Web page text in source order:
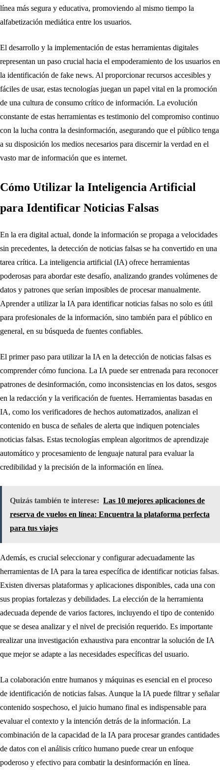
línea más segura y educativa, promoviendo al mismo tiempo la
alfabetización mediática entre los usuarios.
El desarrollo y la implementación de estas herramientas digitales
representan un paso crucial hacia el empoderamiento de los usuarios en
la identificación de fake news. Al proporcionar recursos accesibles y
fáciles de usar, estas tecnologías juegan un papel vital en la promoción
de una cultura de consumo crítico de información. La evolución
constante de estas herramientas es testimonio del compromiso continuo
con la lucha contra la desinformación, asegurando que el público tenga
a su disposición los medios necesarios para discernir la verdad en el
vasto mar de información que es internet.
Cómo Utilizar la Inteligencia Artificial
para Identificar Noticias Falsas
En la era digital actual, donde la información se propaga a velocidades
sin precedentes, la detección de noticias falsas se ha convertido en una
tarea crítica. La inteligencia artificial (IA) ofrece herramientas
poderosas para abordar este desafío, analizando grandes volúmenes de
datos y patrones que serían imposibles de procesar manualmente.
Aprender a utilizar la IA para identificar noticias falsas no solo es útil
para profesionales de la información, sino también para el público en
general, en su búsqueda de fuentes confiables.
El primer paso para utilizar la IA en la detección de noticias falsas es
comprender cómo funciona. La IA puede ser entrenada para reconocer
patrones de desinformación, como inconsistencias en los datos, sesgos
en la redacción y la verificación de fuentes. Herramientas basadas en
IA, como los verificadores de hechos automatizados, analizan el
contenido en busca de señales de alerta que indiquen potenciales
noticias falsas. Estas tecnologías emplean algoritmos de aprendizaje
automático y procesamiento de lenguaje natural para evaluar la
credibilidad y la precisión de la información en línea.
Quizás también te interese: Las 10 mejores aplicaciones de
reserva de vuelos en línea: Encuentra la plataforma perfecta
para tus viajes
Además, es crucial seleccionar y configurar adecuadamente las
herramientas de IA para la tarea específica de identificar noticias falsas.
Existen diversas plataformas y aplicaciones disponibles, cada una con
sus propias fortalezas y debilidades. La elección de la herramienta
adecuada depende de varios factores, incluyendo el tipo de contenido
que se desea analizar y el nivel de precisión requerido. Es importante
realizar una investigación exhaustiva para encontrar la solución de IA
que mejor se adapte a las necesidades específicas del usuario.
La colaboración entre humanos y máquinas es esencial en el proceso
de identificación de noticias falsas. Aunque la IA puede filtrar y señalar
contenido sospechoso, el juicio humano final es indispensable para
evaluar el contexto y la intención detrás de la información. La
combinación de la capacidad de la IA para procesar grandes cantidades
de datos con el análisis crítico humano puede crear un enfoque
poderoso y efectivo para combatir la desinformación en línea.